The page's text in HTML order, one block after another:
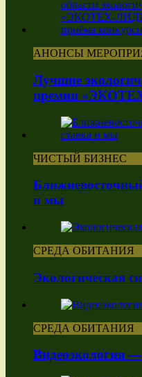
АНОНСЫ
Лучшие
премии
ЧИСТЫЙ БИЗНЕС
и мы
СРЕДА ОБИТАНИЯ
Экологическая
СРЕДА ОБИТАНИЯ
Видеоэкология